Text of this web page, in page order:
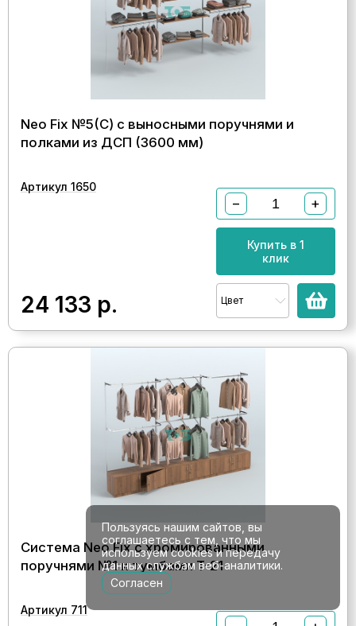
Neo Fix №5(С) с выносными поручнями и
полками из ДСП (3600 мм)
Артикул 1650
24 133 р.
− +
Купить в 1
клик
Цвет
Система Neo Fix с хромированными
поручнями №1 и тумбами T-21
Артикул 711
Пользуясь нашим сайтов, вы
соглашаетесь с тем, что мы
используем cookies и передачу
данных службам веб-аналитики.
Согласен